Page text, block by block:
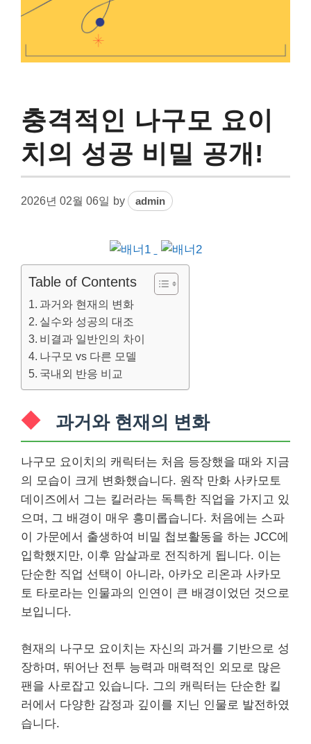
충격적인 나구모 요이
치의 성공 비밀 공개!
2026년 02월 06일 by admin
Table of Contents
과거와 현재의 변화
실수와 성공의 대조
비결과 일반인의 차이
나구모 vs 다른 모델
국내외 반응 비교
과거와 현재의 변화
나구모 요이치의 캐릭터는 처음 등장했을 때와 지금
의 모습이 크게 변화했습니다. 원작 만화 사카모토
데이즈에서 그는 킬러라는 독특한 직업을 가지고 있
으며, 그 배경이 매우 흥미롭습니다. 처음에는 스파
이 가문에서 출생하여 비밀 첩보활동을 하는 JCC에
입학했지만, 이후 암살과로 전직하게 됩니다. 이는
단순한 직업 선택이 아니라, 아카오 리온과 사카모
토 타로라는 인물과의 인연이 큰 배경이었던 것으로
보입니다.
현재의 나구모 요이치는 자신의 과거를 기반으로 성
장하며, 뛰어난 전투 능력과 매력적인 외모로 많은
팬을 사로잡고 있습니다. 그의 캐릭터는 단순한 킬
러에서 다양한 감정과 깊이를 지닌 인물로 발전하였
습니다.